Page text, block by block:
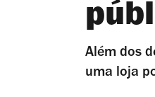
Além dos
uma loja